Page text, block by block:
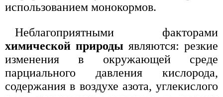
использованием монокормов.
Неблагоприятными факторами
химической природы являются: резкие
изменения в окружающей среде
парциального давления кислорода,
содержания в воздухе азота, углекислого